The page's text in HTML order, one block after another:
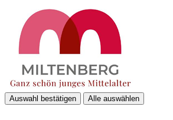
Auswahl bestätigen Alle auswählen